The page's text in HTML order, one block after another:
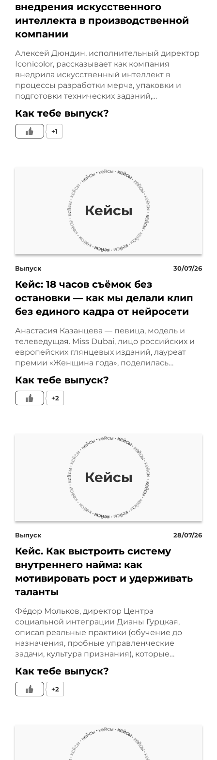
планируют открыть
собственный бизнес.
Самый
распространенный миф
об эффективности – это
наличие некой
волшебной таблетки.
Что такое волшебная
таблетка? Вот я,
собственник, пошел,
обучился какой-то
технологии управления,
сейчас приду в компанию,
применю и сразу будет
везде стопроцентная
счастье. Эта волшебная
таблетка растворит все
мои сложности и
трудности в один момент
Следующий миф
эффективности – это
лоскутное одеяло. Что это
значит? Это значит, когда
вы применяете
волшебные таблетки или
надеетесь на какую-то
уникальную технологию,
все это создает локальную
эффективность, что
приводит, на самом деле,
к напряжению в
глобальном результате.
что локальная
внедрения искусственного
интеллекта в производственной
компании
Алексей Дюндин, исполнительный директор
Iconicolor, рассказывает как компания
внедрила искусственный интеллект в
процессы разработки мерча, упаковки и
подготовки технических заданий,…
Как тебе выпуск?
+1
Кейсы
Выпуск 30/07/26
Кейс: 18 часов съёмок без
остановки — как мы делали клип
без единого кадра от нейросети
Анастасия Казанцева — певица, модель и
телеведущая. Miss Dubai, лицо российских и
европейских глянцевых изданий, лауреат
премии «Женщина года», поделилась…
Как тебе выпуск?
+2
Кейсы
Выпуск 28/07/26
Кейс. Как выстроить систему
внутреннего найма: как
мотивировать рост и удерживать
таланты
Фёдор Мольков, директор Центра
социальной интеграции Дианы Гурцкая,
описал реальные практики (обучение до
назначения, пробные управленческие
задачи, культура признания), которые…
Как тебе выпуск?
+2